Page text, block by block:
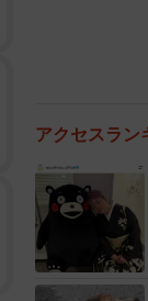
アクセスラン